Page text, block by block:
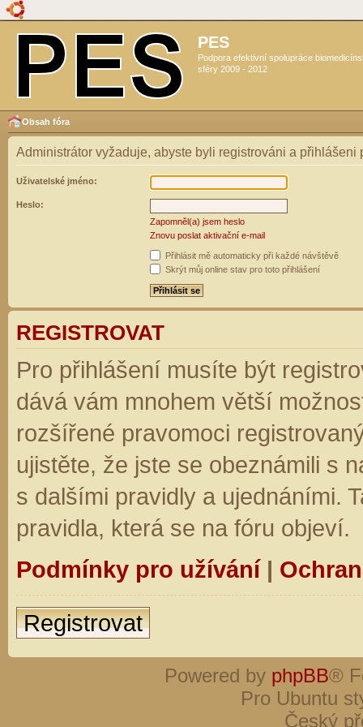
PES
Podpora efektivní spolupráce
sféry 2009 - 2012
Obsah fóra
Administrátor vyžaduje, abyste byli registrováni a přihlášeni
Uživatelské jméno:
Heslo:
Zapomněl(a) jsem heslo
Znovu poslat aktivační e-mail
Přihlásit mě automaticky při každé návštěvě
Skrýt můj online stav pro toto přihlášení
REGISTROVAT
Pro přihlášení musíte být
dává vám mnohem větší
rozšířené pravomoci
ujistěte, že jste se obeznámili s
s dalšími pravidly a ujednáními.
pravidla, která se na fóru objeví.
Podmínky pro užívání|
Registrovat
Powered by phpBB®
Pro Ubuntu
Český